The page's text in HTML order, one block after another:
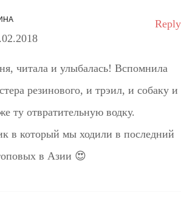
читала и улыбалась! Вспомнила
резинового, и трэил, и собаку и
ту отвратительную водку.
в который мы ходили в последний
в Азии 😍
Reply